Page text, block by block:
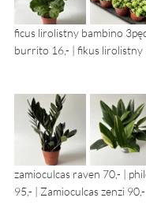
ficus lirolistny bambino
burrito 16,- | fikus lirolistny
zamioculcas raven 70,- |
95,- | Zamioculcas zenzi 90,-